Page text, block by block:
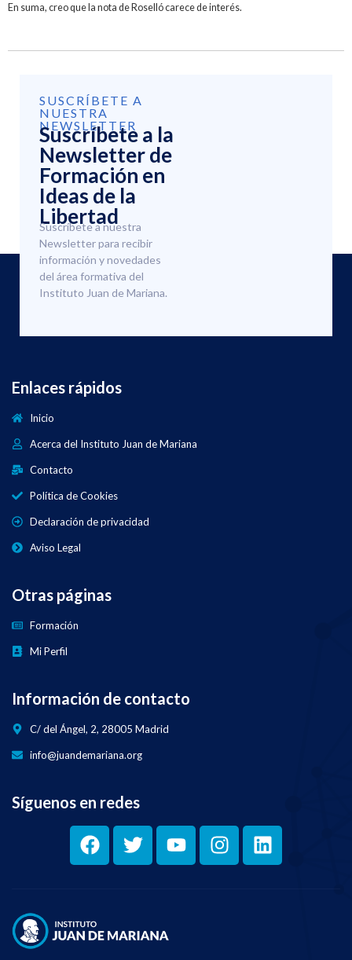
En suma, creo que la nota de Roselló carece de interés.
SUSCRÍBETE A
NUESTRA
NEWSLETTER
Suscríbete a la
Newsletter de
Formación en
Ideas de la
Libertad
Suscríbete a nuestra
Newsletter para recibir
información y novedades
del área formativa del
Instituto Juan de Mariana.
Enlaces rápidos
Inicio
Acerca del Instituto Juan de Mariana
Contacto
Política de Cookies
Declaración de privacidad
Aviso Legal
Otras páginas
Formación
Mi Perfil
Información de contacto
C/ del Ángel, 2, 28005 Madrid
info@juandemariana.org
Síguenos en redes